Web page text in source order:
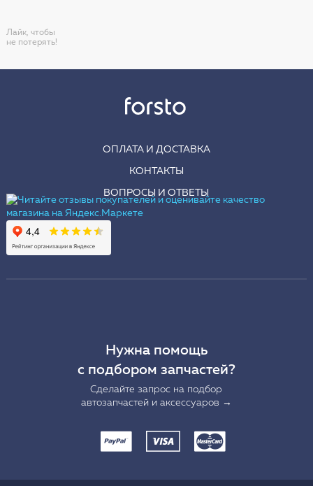
Лайк, чтобы
не потерять!
ОПЛАТА И ДОСТАВКА
КОНТАКТЫ
ВОПРОСЫ И ОТВЕТЫ
Нужна помощь
с подбором запчастей?
Сделайте запрос на подбор
автозапчастей и аксессуаров →